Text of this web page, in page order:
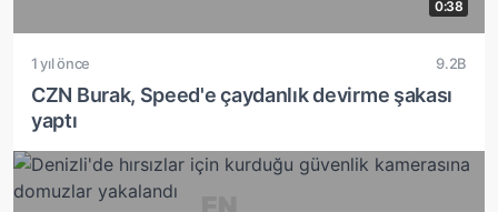
0:38
1 yıl önce 9.2B
CZN Burak, Speed'e çaydanlık devirme şakası
yaptı